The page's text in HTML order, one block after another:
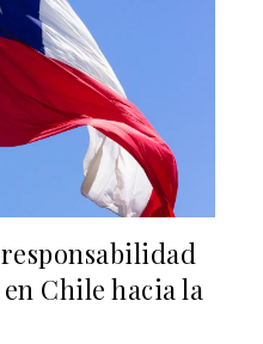
Chile hacia la